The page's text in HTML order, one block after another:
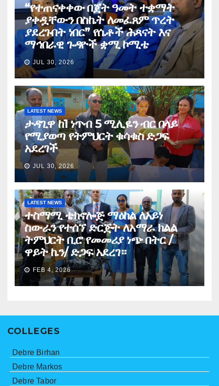
“የተጠናቀቀው በጀት ዓመት ተቋማት
ያቀዷቸውን በስኬት ለመፈጸም ጥረት
ያደረጉበት ነበር” የሴቶች ሕጻናት እና
ማኅበራዊ ጉዳዮች ቋሚ ኮሚቴ
JUL 30, 2026
LATEST NEWS
ታዳጊዋ ከ1 ነጥብ 5 ሚሊዬን ብር በላይ
የሚያወጣ የትምህርት ቁሳቁስ ድጋፍ
አደረገች
JUL 30, 2026
LATEST NEWS
ተስማሚ ቴክኖሎጅ ማዕከል ለአይነ
ስውራን የተሰኘ ድርጅት ለአማራ ክልል
ትምህርት ቢሮ የመመሪያ ነጭ በትር /
ዋይት ኬን/ ድጋፍ አደረገ።
FEB 4, 2026
COLLEGES
Debre Birhan
Debre Markos
Debre Tabor